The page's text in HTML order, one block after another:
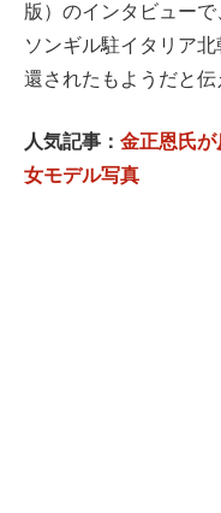
版）のインタビュー
ソンギル駐イタリア
還されたもようだと伝
人気記事： 金正恩氏
女モデル写真